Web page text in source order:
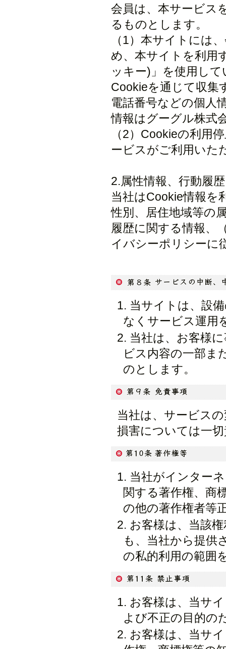
会員は、本サービス
るものとします。
（1）本サイトには
め、本サイトを利用
ッキー)」を使用し
Cookieを通じて収集
電話番号などの個人
情報はグーグル株式
（2）Cookieの利用
ービスがご利用いた
2.属性情報、行動履
当社はCookie情報を
性別、居住地域等の
履歴に関する情報、
イバシーポリシーに
当サイトは、設
なくサービス運用
当社は、お客様
ビス内容の一部ま
のとします。
当社は、サービス
損害については一
当社がインター
関する著作権、商
の他の著作権者等
お客様は、当該
も、当社から提供
の私的利用の範囲
お客様は、当サ
よび不正の目的の
お客様は、当サ